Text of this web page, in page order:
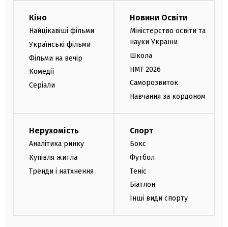
Кіно
Найцікавіші фільми
Українські фільми
Фільми на вечір
Комедії
Серіали
Новини Освіти
Міністерство освіти та
науки України
Школа
НМТ 2026
Саморозвиток
Навчання за кордоном
Нерухомість
Аналітика ринку
Купівля житла
Тренди і натхнення
Спорт
Бокс
Футбол
Теніс
Біатлон
Інші види спорту